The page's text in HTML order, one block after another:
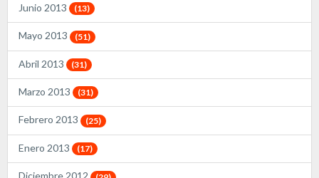
Junio 2013 (13)
Mayo 2013 (51)
Abril 2013 (31)
Marzo 2013 (31)
Febrero 2013 (25)
Enero 2013 (17)